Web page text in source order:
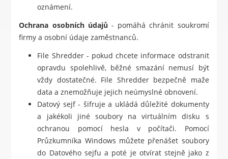
oznámení.
Ochrana osobních údajů - pomáhá chránit soukromí
firmy a osobní údaje zaměstnanců.
File Shredder - pokud chcete informace odstranit
opravdu spolehlivě, běžné smazání nemusí být
vždy dostatečné. File Shredder bezpečně maže
data a znemožňuje jejich neúmyslné obnovení.
Datový sejf - šifruje a ukládá důležité dokumenty
a jakékoli jiné soubory na virtuálním disku s
ochranou pomocí hesla v počítači. Pomocí
Průzkumníka Windows můžete přenášet soubory
do Datového sejfu a poté je otvírat stejně jako z